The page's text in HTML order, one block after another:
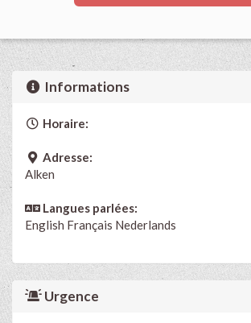
Informations
Horaire:
Adresse:
Alken
Langues parlées:
English Français Nederlands
Urgence